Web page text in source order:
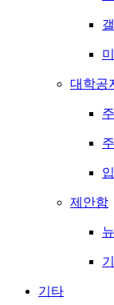
대학공
제안함
기타